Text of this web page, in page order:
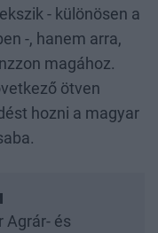
- különösen a
-, hanem arra,
magához.
ötven
hozni a magyar
Agrár- és